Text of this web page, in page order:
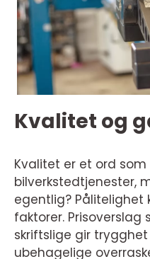
Kvalitet og
Kvalitet er et ord
bilverkstedtjenester,
egentlig? Pålitelighet
faktorer.
skriftslige gir
ubehagelige